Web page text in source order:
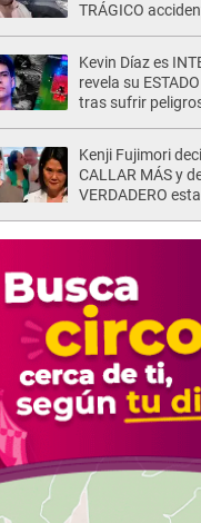
TRÁGICO
Kevin Díaz es
revela su
tras sufrir
Kenji Fujimori
CALLAR MÁS y
VERDADERO